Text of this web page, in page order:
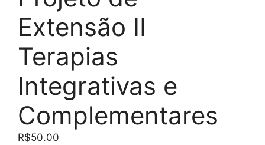
Extensão II
Terapias
Integrativas e
Complementares
R$50.00